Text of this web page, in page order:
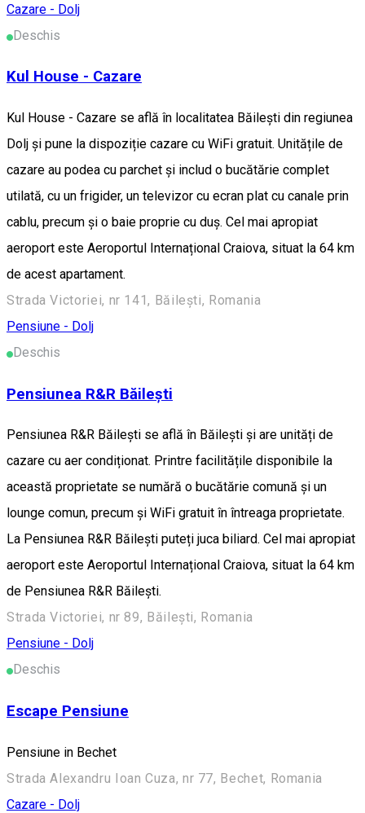
Cazare - Dolj
Deschis
Kul House - Cazare
Kul House - Cazare se află în localitatea Băileşti din regiunea
Dolj și pune la dispoziție cazare cu WiFi gratuit. Unitățile de
cazare au podea cu parchet și includ o bucătărie complet
utilată, cu un frigider, un televizor cu ecran plat cu canale prin
cablu, precum și o baie proprie cu duș. Cel mai apropiat
aeroport este Aeroportul Internațional Craiova, situat la 64 km
de acest apartament.
Strada Victoriei, nr 141, Băilești, Romania
Pensiune - Dolj
Deschis
Pensiunea R&R Băilești
Pensiunea R&R Băilești se află în Băileşti și are unități de
cazare cu aer condiționat. Printre facilitățile disponibile la
această proprietate se numără o bucătărie comună și un
lounge comun, precum și WiFi gratuit în întreaga proprietate.
La Pensiunea R&R Băilești puteți juca biliard. Cel mai apropiat
aeroport este Aeroportul Internațional Craiova, situat la 64 km
de Pensiunea R&R Băilești.
Strada Victoriei, nr 89, Băilești, Romania
Pensiune - Dolj
Deschis
Escape Pensiune
Pensiune in Bechet
Strada Alexandru Ioan Cuza, nr 77, Bechet, Romania
Cazare - Dolj